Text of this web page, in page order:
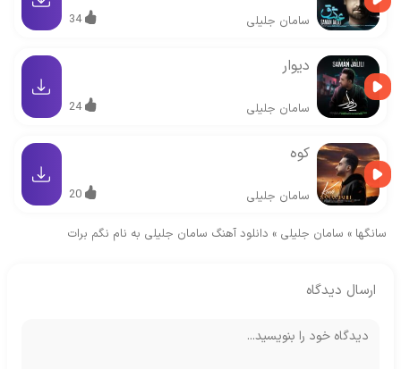
سامان جلیلی 34
دیوار
سامان جلیلی 24
کوه
سامان جلیلی 20
سانگها » سامان جلیلی » دانلود آهنگ سامان جلیلی به نام نگم برات
ارسال دیدگاه